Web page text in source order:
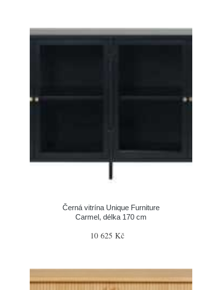
Černá vitrína Unique Furniture
Carmel, délka 170 cm
10 625 Kč